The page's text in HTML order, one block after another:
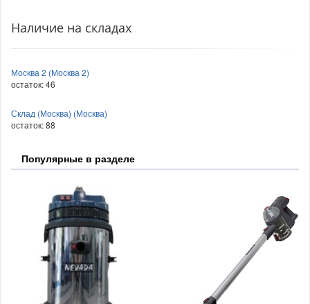
Наличие на складах
Москва 2 (Москва 2)
остаток:46
Склад (Москва) (Москва)
остаток:88
Популярные в разделе